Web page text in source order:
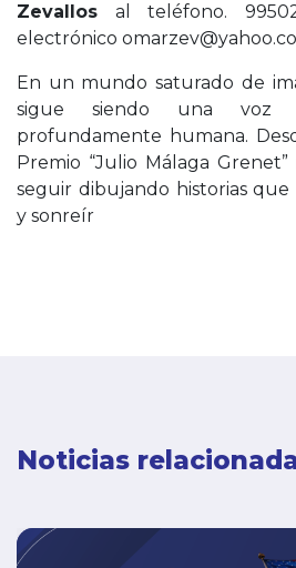
Zevallosal teléfono.
electrónico
En un mundo saturado de
sigue siendo una voz
profundamente humana.
Premio “Julio Málaga
seguir dibujando historias que
y sonreír
Noticias